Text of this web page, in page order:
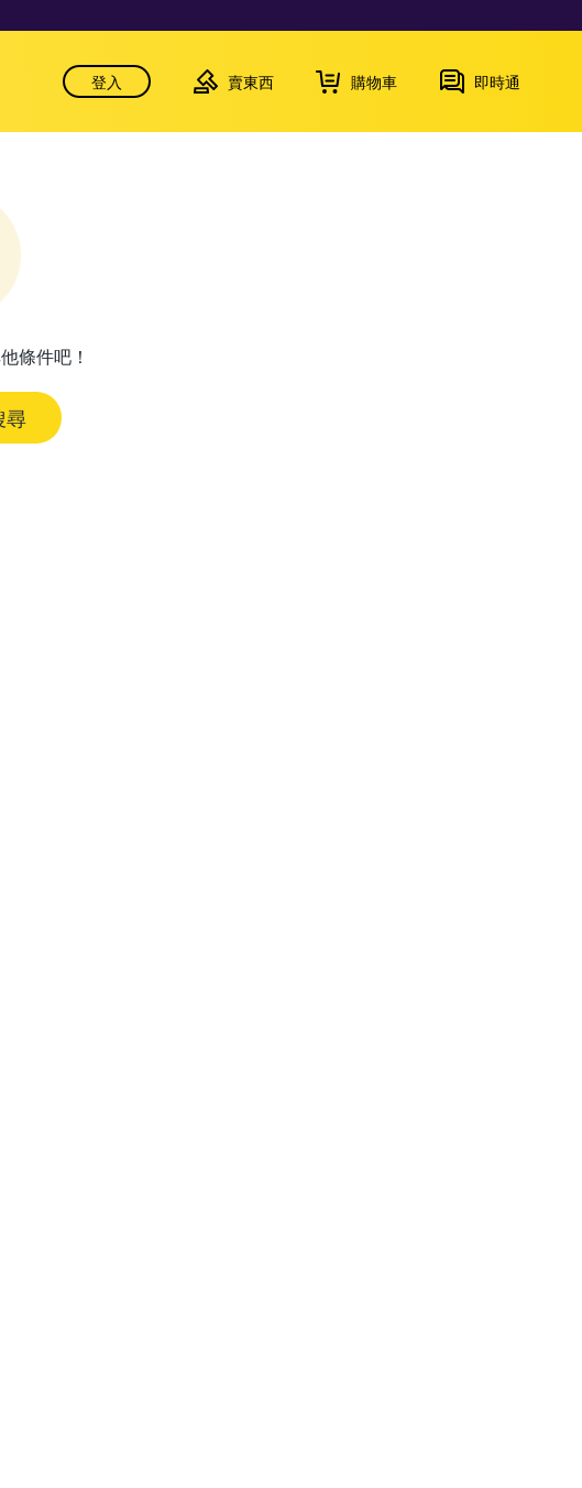
登入 賣東西 購物車 即時通
條件吧！
尋